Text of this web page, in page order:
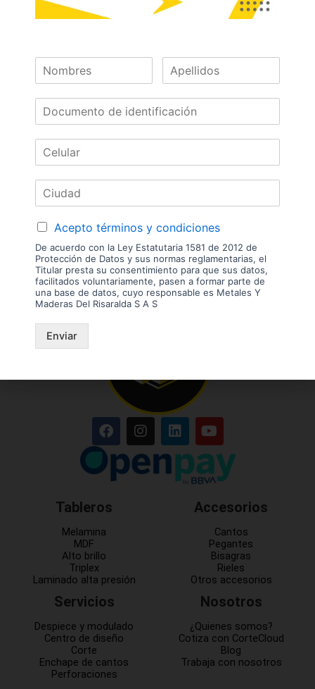
comprador. No incluye servicios como corte, cantos o enchape. Sólo
despachamos tableros en la zona urbana de las ciudades donde
Nuestras
Marcas
Tableros
Melamina
MDF
Alto brillo
Triplex
Laminado alta presión
Servicios
Despiece y modulado
Centro de diseño
Corte
Enchape de cantos
Perforaciones
Accesorios
Cantos
Pegantes
Bisagras
Rieles
Otros accesorios
Nosotros
¿Quienes somos?
Cotiza con CorteCloud
Blog
Trabaja con nosotros
Acepto términos y condiciones
De acuerdo con la Ley Estatutaria 1581 de 2012 de
Protección de Datos y sus normas reglamentarias, el
Titular presta su consentimiento para que sus datos,
facilitados voluntariamente, pasen a formar parte de
una base de datos, cuyo responsable es Metales Y
Maderas Del Risaralda S A S
Enviar